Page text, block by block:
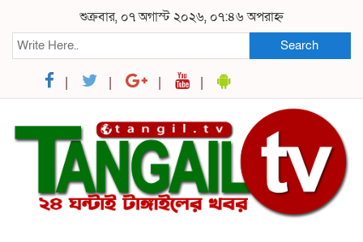
শুক্রবার, ০৭ অগাস্ট ২০২৬, ০৭:৪৬ অপরাহ্ন
Search